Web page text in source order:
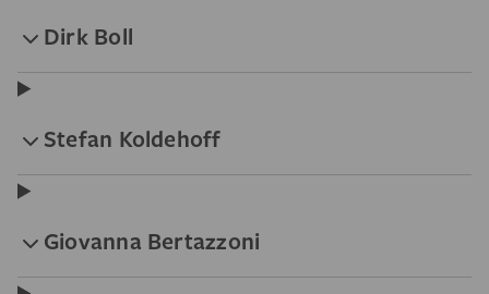
Dirk Boll
Stefan Koldehoff
Giovanna Bertazzoni